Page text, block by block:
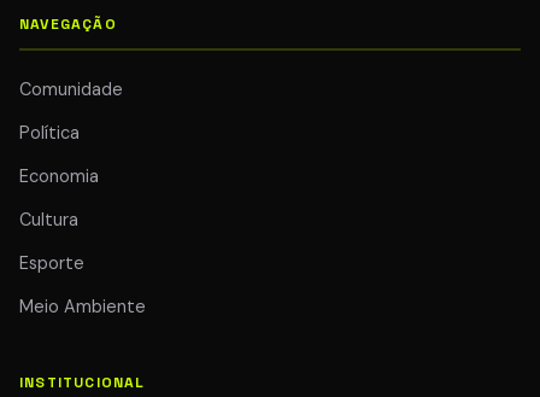
NAVEGAÇÃO
Comunidade
Política
Economia
Cultura
Esporte
Meio Ambiente
INSTITUCIONAL